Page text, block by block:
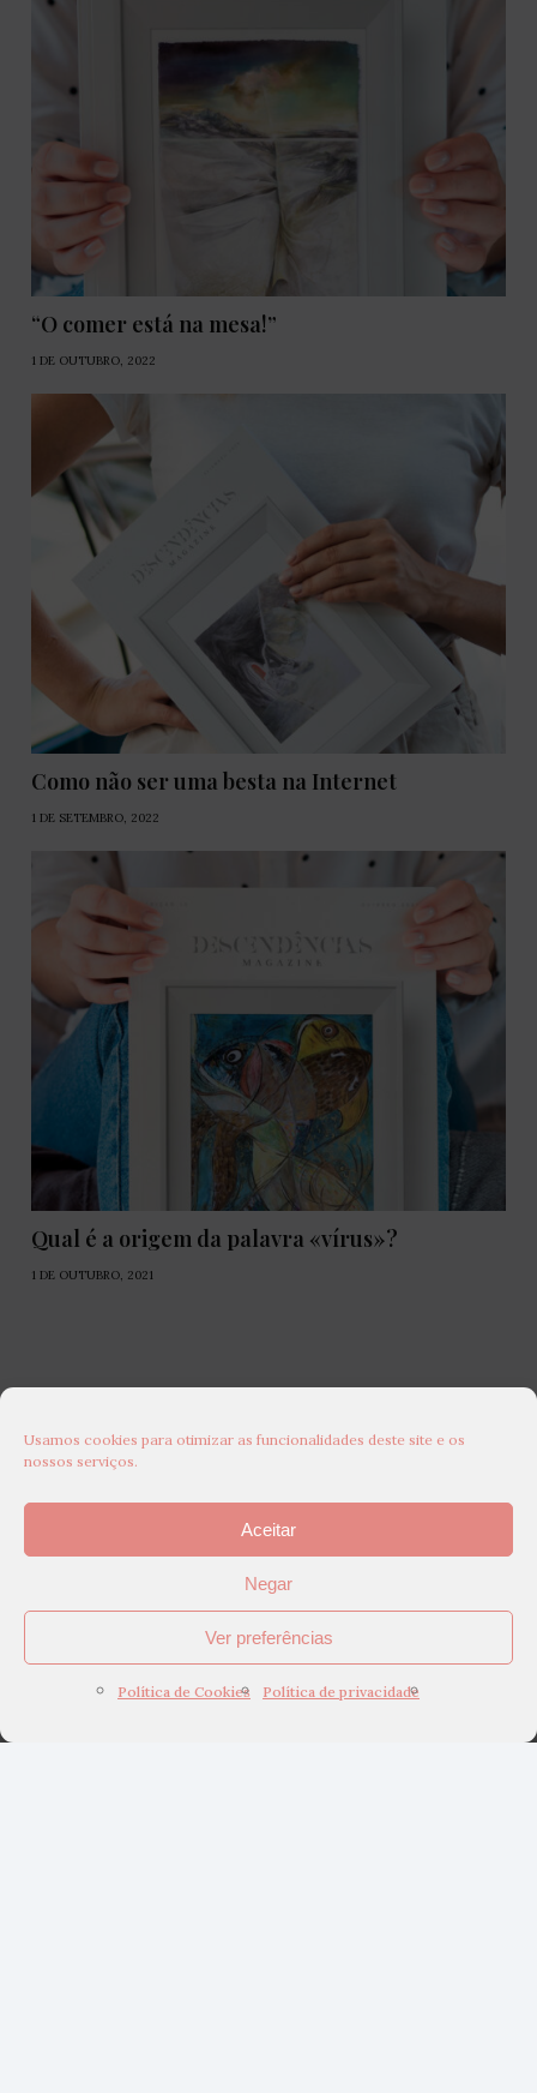
Usamos cookies para otimizar as funcionalidades deste site e os
nossos serviços.
Aceitar
Negar
Ver preferências
Política de Cookies Política de privacidade
“O comer está na mesa!”
1 DE OUTUBRO, 2022
Como não ser uma besta na Internet
1 DE SETEMBRO, 2022
Qual é a origem da palavra «vírus»?
1 DE OUTUBRO, 2021